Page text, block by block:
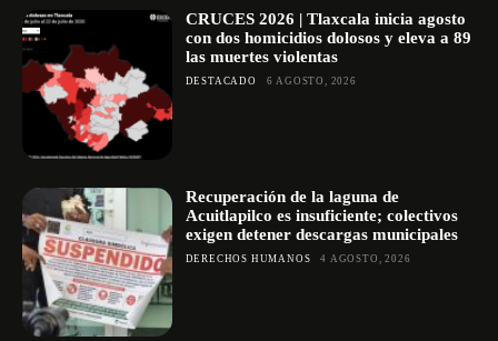
CRUCES 2026 | Tlaxcala inicia agosto
con dos homicidios dolosos y eleva a 89
las muertes violentas
DESTACADO 6 AGOSTO, 2026
Recuperación de la laguna de
Acuitlapilco es insuficiente; colectivos
exigen detener descargas municipales
DERECHOS HUMANOS 4 AGOSTO, 2026